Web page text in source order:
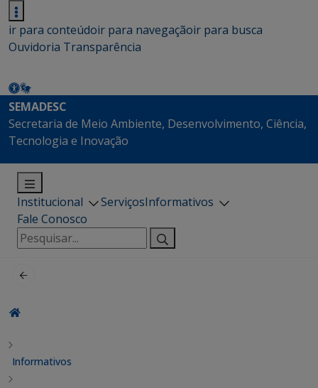
ir para conteúdoir para navegaçãoir para busca
Ouvidoria Transparência
SEMADESC
Secretaria de Meio Ambiente, Desenvolvimento, Ciência,
Tecnologia e Inovação
Institucional ServiçosInformativos
Fale Conosco
Pesquisar
por:
Informativos